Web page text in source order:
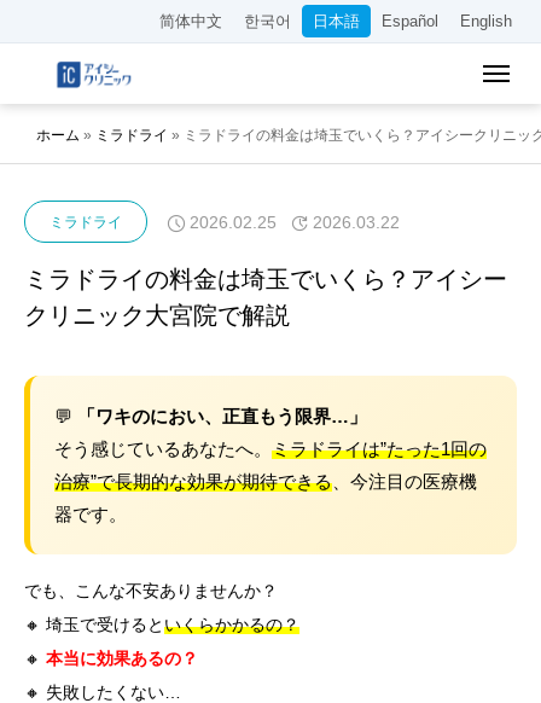
简体中文 한국어 日本語 Español English
ホーム » ミラドライ » ミラドライの料金は埼玉でいくら？アイシークリニッ
ミラドライ 2026.02.25 2026.03.22
ミラドライの料金は埼玉でいくら？アイシー
クリニック大宮院で解説
💬
「ワキのにおい、正直もう限界…」
そう感じているあなたへ。 ミラドライは”たった1回の
治療”で長期的な効果が期待できる 、今注目の医療機
器です。
でも、こんな不安ありませんか？
🔸 埼玉で受けるといくらかかるの？
🔸 本当に効果あるの？
🔸 失敗したくない…